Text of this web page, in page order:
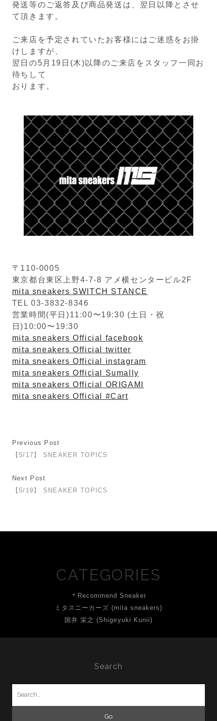
発送等のご返答及び商品発送は、翌日以降とさせ
て頂きます。
ご来店を予定されていたお客様にはご迷惑をお掛
けしますが、
翌日の5月19日(木)以降のご来店をスタッフ一同お
待ちして
おります。
〒110-0005
東京都台東区上野4-7-8 アメ横センタービル2F
mita sneakers SWITCH STANCE
TEL 03-3832-8346
営業時間(平日)11:00〜19:30 (土日・祝
日)10:00〜19:30
mita sneakers Official facebook
mita sneakers Official twitter
mita sneakers Official instagram
mita sneakers Official Sumally
mita sneakers Official ORIGAMI
mita sneakers Official #Cart
Previous Post
【5/17】 SNEAKER TOPICS
Next Post
【5/19】 SNEAKER TOPICS
CATEGORIES
＊Recommend Sneaker
ミタスニーカーズ (mita sneakers)
国井 栄之 (Shigeyuki Kunii)
Search